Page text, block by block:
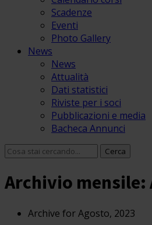
Scadenze
Eventi
Photo Gallery
News
News
Attualità
Dati statistici
Riviste per i soci
Pubblicazioni e media
Bacheca Annunci
Archivio mensile:
Archive for Agosto, 2023